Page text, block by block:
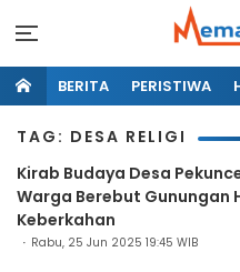
BERITA PERISTIWA
TAG: DESA RELIGI
Kirab Budaya Desa
Warga Berebut Gunungan
Keberkahan
Rabu, 25 Jun 2025 19:45 WIB